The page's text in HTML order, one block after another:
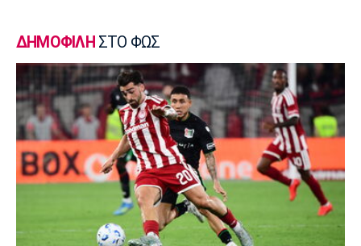
Ήττα της Ελλάδας από την Ολλανδία
Χάντμπολ
Παπάζογλου: «Βρισκόμαστε σε πολύ καλό
επίπεδο»
08:35
Conference League
Παναθηναϊκός - ΤΣΣΚΑ 1948 1-1: Τα
highlights της αναμέτρησης
ΔΗΜΟΦΙΛΗ ΣΤΟ ΦΩΣ